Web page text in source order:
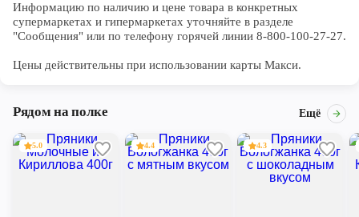
Информацию по наличию и цене товара в конкретных
супермаркетах и гипермаркетах уточняйте в разделе
"Сообщения" или по телефону горячей линии 8-800-100-27-27.
Цены действительны при использовании карты Макси.
Рядом на полке Ещё
5.0 4.4 4.3